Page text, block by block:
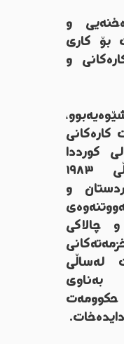
و
بۆ کاری
و
کورددا
دەمێننەوە. شێخۆ ساڵی ١٩٨٣
و
چالاکی
لەساڵی
بەناوی
حکوومەت